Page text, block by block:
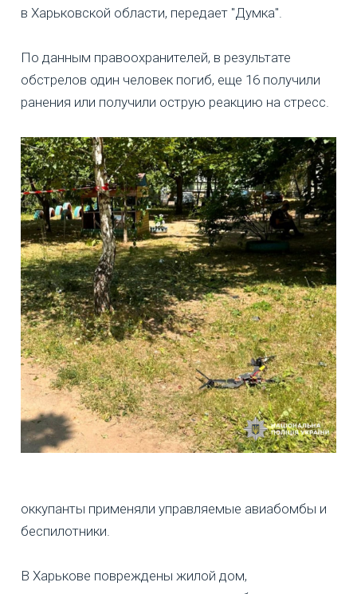
в Харьковской области, передает "Думка".
По данным правоохранителей, в результате
обстрелов один человек погиб, еще 16 получили
ранения или получили острую реакцию на стресс.
оккупанты применяли управляемые авиабомбы и
беспилотники.
В Харькове повреждены жилой дом,